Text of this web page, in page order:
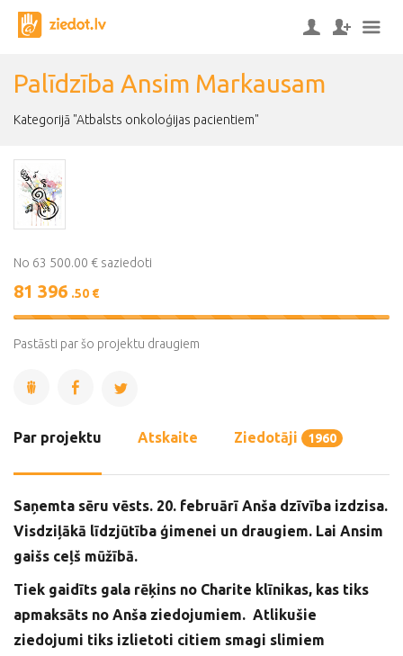
Palīdzība Ansim Markausam
Kategorijā "Atbalsts onkoloģijas pacientiem"
No 63 500.00 € saziedoti
81 396 .50 €
128%
Pastāsti par šo projektu draugiem
Par projektu Atskaite Ziedotāji 1960
Saņemta sēru vēsts. 20. februārī Anša dzīvība izdzisa.
Visdziļākā līdzjūtība ģimenei un draugiem. Lai Ansim
gaišs ceļš mūžībā.
Tiek gaidīts gala rēķins no Charite klīnikas, kas tiks
apmaksāts no Anša ziedojumiem. Atlikušie
ziedojumi tiks izlietoti citiem smagi slimiem